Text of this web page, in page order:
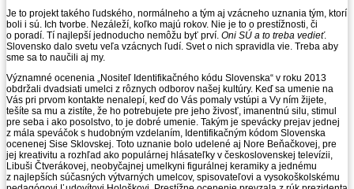
Je to projekt takého ľudského, normálneho a tým aj vzácneho uznania tým, ktorí
boli i sú. Ich tvorbe. Nezáleží, koľko majú rokov. Nie je to o prestížnosti, či
o poradí. Tí najlepší jednoducho nemôžu byť prví. Oni SÚ a to treba vedieť.
Slovensko dalo svetu veľa vzácnych ľudí. Svet o nich spravidla vie. Treba aby
sme sa to naučili aj my.
Významné ocenenia „Nositeľ Identifikačného kódu Slovenska“ v roku 2013
obdržali dvadsiati umelci z rôznych odborov našej kultúry. Keď sa umenie na
Vás pri prvom kontakte nenalepí, keď do Vás pomaly vstúpi a Vy ním žijete,
tešíte sa mu a zistíte, že ho potrebujete pre jeho živosť, imanentnú silu, stimul
pre seba i ako posolstvo, to je dobré umenie. Takým je spevácky prejav jednej
z mála speváčok s hudobným vzdelaním, Identifikačným kódom Slovenska
ocenenej Sise Sklovskej. Toto uznanie bolo udelené aj Nore Beňačkovej, pre
jej kreativitu a rozhľad ako populárnej hlásateľky v československej televízii,
Libuši Čtverákovej, neobyčajnej umelkyni figurálnej keramiky a jednému
z najlepších súčasných výtvarných umelcov, spisovateľovi a vysokoškolskému